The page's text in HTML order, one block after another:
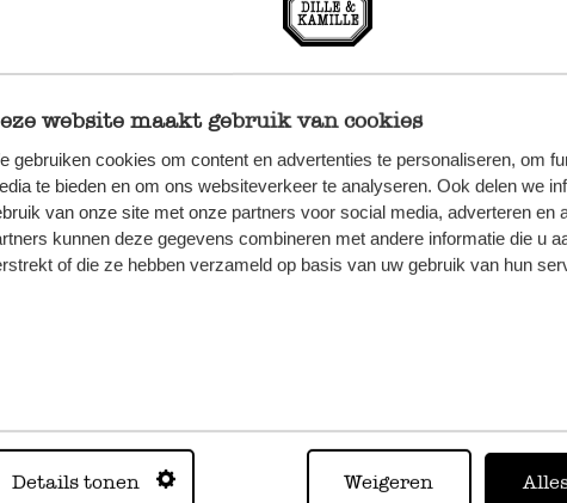
website maakt gebruik van cookies
gebruiken cookies om content en advertenties te personaliseren, om
te bieden en om ons websiteverkeer te analyseren. Ook delen we
van onze site met onze partners voor social media, adverteren en
kunnen deze gegevens combineren met andere informatie die u
of die ze hebben verzameld op basis van uw gebruik van hun
Details tonen Weigeren
, authentiekemarseille zeep
andere volop keuze in: